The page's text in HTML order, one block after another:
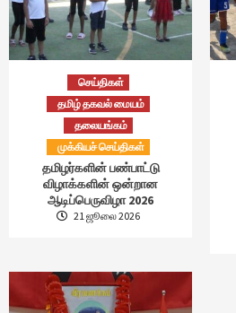
செய்திகள்
தமிழ் தகவல் மையம்
தலையங்கம்
முக்கியச் செய்திகள்
தமிழர்களின் பண்பாட்டு
விழாக்களின் ஒன்றான
ஆடிப்பெருவிழா 2026
21 ஜூலை 2026